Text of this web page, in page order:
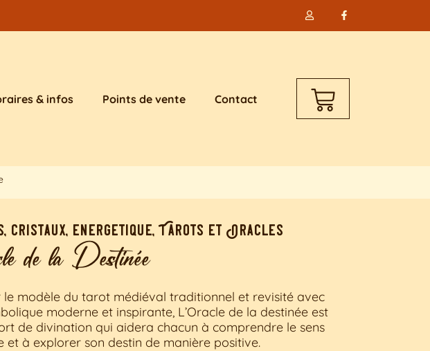
& infos Points de vente Contact
cristaux, energetique,Tarots et Oracles
de la Destinée
le modèle du tarot médiéval traditionnel et revisité avec
moderne et inspirante, L’Oracle de la destinée est
de divination qui aidera chacun à comprendre le sens
et à explorer son destin de manière positive.